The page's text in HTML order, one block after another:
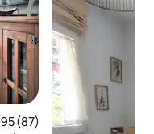
av 5 i genomsnittligt
(87)